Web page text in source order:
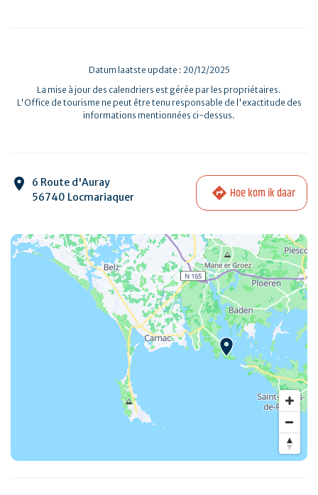
Datum laatste update : 20/12/2025
La mise à jour des calendriers est gérée par les propriétaires.
L'Office de tourisme ne peut être tenu responsable de l'exactitude des
informations mentionnées ci-dessus.
6 Route d'Auray
56740 Locmariaquer
Hoe kom ik daar